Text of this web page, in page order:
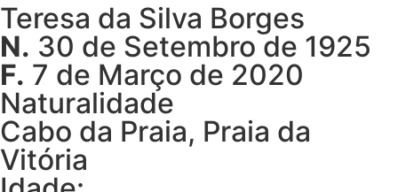
Teresa da Silva Borges
N. 30 de Setembro de 1925
F. 7 de Março de 2020
Naturalidade
Cabo da Praia, Praia da
Vitória